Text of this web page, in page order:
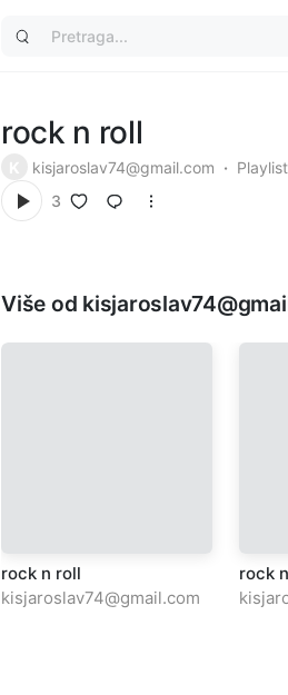
rock n roll
kisjaroslav74@gmail.com
3
Više od
rock n roll
kisjaroslav74@gmail.com
rock